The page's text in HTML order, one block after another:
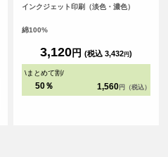
インクジェット印刷（淡色・濃色）
綿100%
3,120円 (税込 3,432円)
\まとめて割/
50％ 1,560 円（税込）